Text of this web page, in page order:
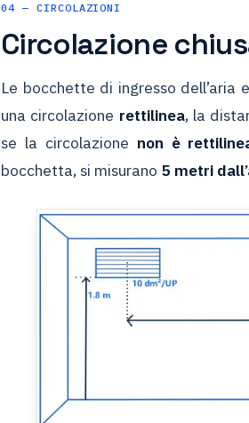
04 — CIRCOLAZIONI
Circolazione
Le bocchette di ingresso dell’aria
una circolazione rettilinea, la
se la circolazione non è
bocchetta, si misurano 5 metri